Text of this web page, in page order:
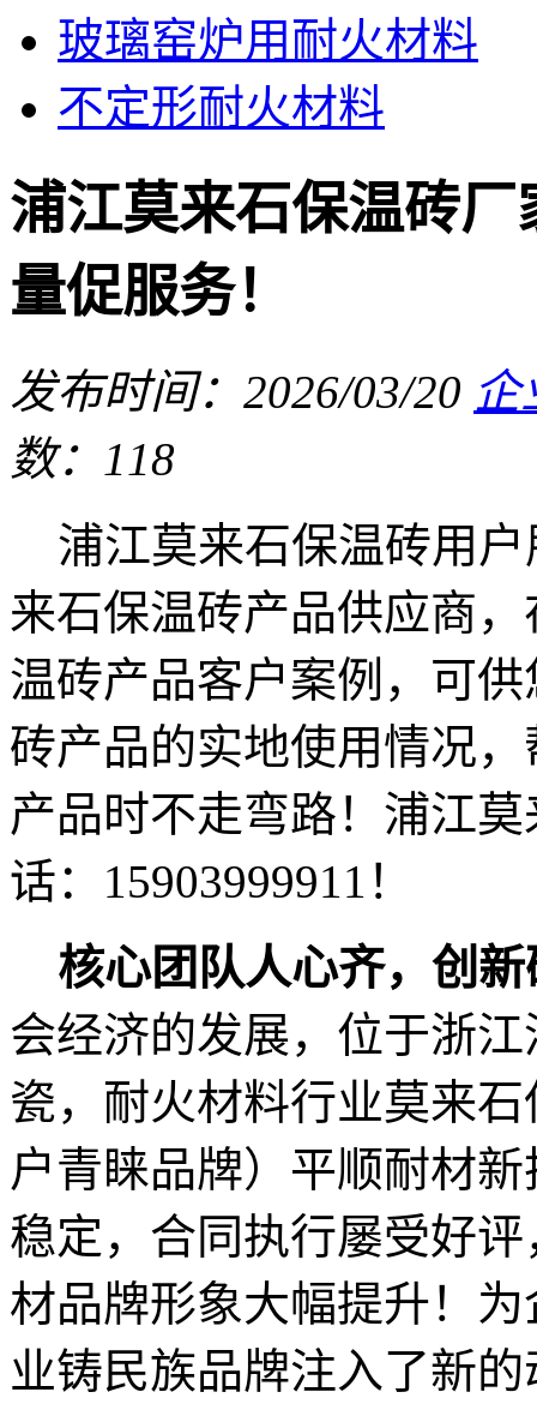
玻璃窑炉用耐火材料
不定形耐火材料
浦江莫来石保温砖
量促服务！
发布时间：2026/03/20 企
数：118
浦江莫来石保温砖用户
来石保温砖产品供应商
温砖产品客户案例，可
砖产品的实地使用情况
产品时不走弯路！浦江
话：15903999911！
核心团队人心齐，创
会经济的发展，位于浙
瓷，耐火材料行业莫来
户青睐品牌）平顺耐材
稳定，合同执行屡受好
材品牌形象大幅提升！
业铸民族品牌注入了新